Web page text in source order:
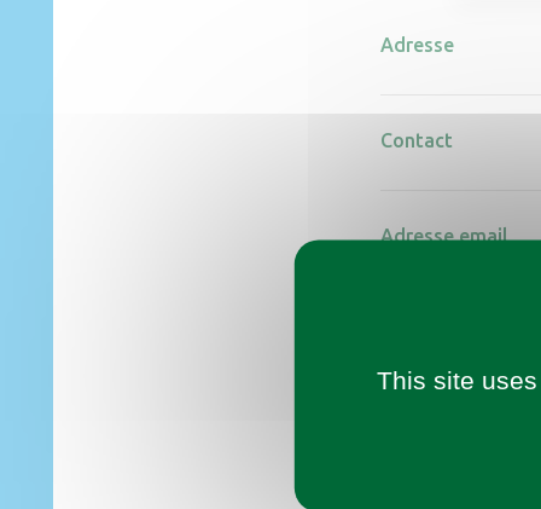
Adresse
Contact
Adresse email
This site